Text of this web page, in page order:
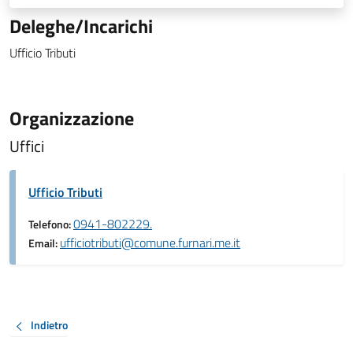
Deleghe/Incarichi
Ufficio Tributi
Organizzazione
Uffici
Ufficio Tributi
Telefono:0941-802229.
Email:ufficiotributi@comune.furnari.me.it
Indietro